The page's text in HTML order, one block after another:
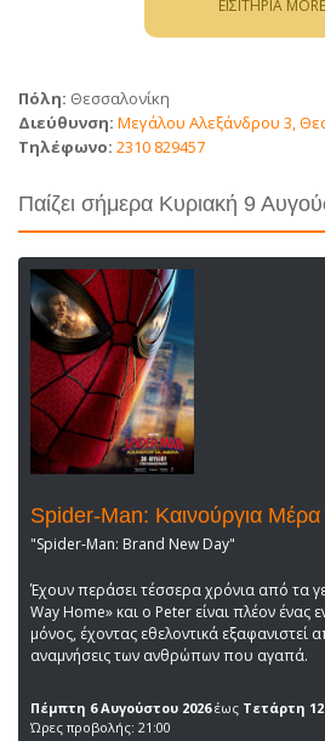
ΕΙΣΙΤΗΡΙΑ MORE
Πόλη: Θεσσαλονίκη
Διεύθυνση: Μεγάλου Αλεξάνδρου 3,
Τηλέφωνο: 2310 829457
Παίζει σήμερα Κυριακή 9
Spider-Man: Καινούργια Μέρα
"Spider-Man: Brand New Day"
Έχουν περάσει τέσσερα χρόνια από τα
Way Home» και ο Peter είναι πλέον ένας
μόνος, έχοντας εθελοντικά εξαφανιστεί
αναμνήσεις των ανθρώπων που αγαπά.
Πέμπτη 6 Αυγούστου 2026έως Τετάρτη
Ώρες προβολής: 21:00